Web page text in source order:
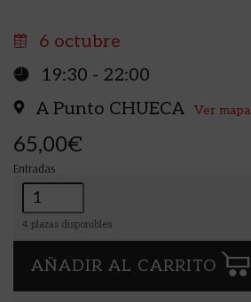
6 octubre
19:30 - 22:00
A Punto CHUECA
Ver mapa
65,00€
Entradas
Cantidad
4 plazas disponibles
AÑADIR AL CARRITO